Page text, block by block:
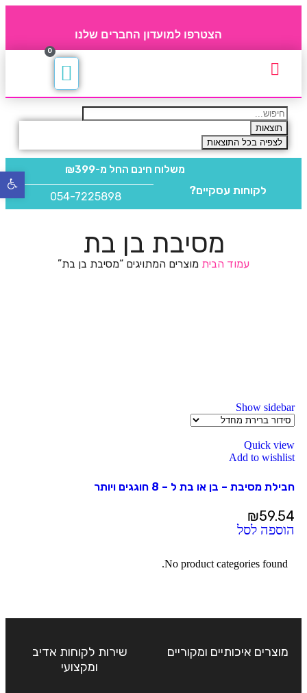
הצטרפו למועדון החברים שלנו
0
תוצאות
לצפיה בכל התוצאות
משלוח חינם החל מ-₪399
לקוחות עסקיים? 054-7225898
מסיבת בן בת
עמוד הבית מוצרים המתויגים “מסיבת בן בת”
Show sidebar
Quick view
Add to wishlist
חבילת מסיבת – בן או בת ל – 8 חוגגים ויותר
₪59.54
הוספה לסל
No product categories found.
מוצרים איכותיים ומקוריים
שירות לקוחות אדיב
ומקצועי
פתח